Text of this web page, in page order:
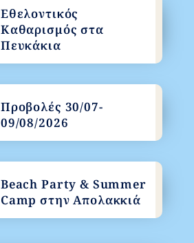
Εθελοντικός
Καθαρισμός στα
Πευκάκια
Προβολές 30/07-
09/08/2026
Beach Party & Summer
Camp στην Απολακκιά